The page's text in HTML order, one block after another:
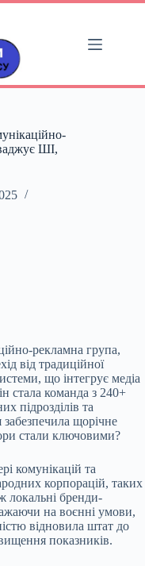
ШІ,
рекламна група,
від традиційної
що інтегрує медіа
стала команда з 240+
підрозділів та
забезпечила щорічне
стали ключовими?
комунікацій та
корпорацій, таких
локальні бренди-
на воєнні умови,
відновила штат до
показників.